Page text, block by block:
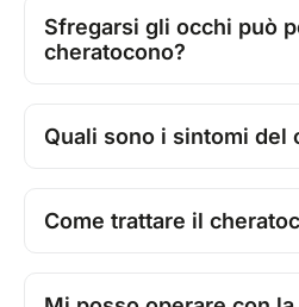
Sfregarsi gli occhi può
cheratocono?
Quali sono i sintomi del
Come trattare il